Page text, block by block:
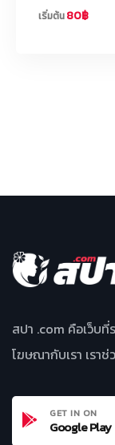
เริ่มต้น80฿
สปา .com คือเว็บที่
โฆษณากับเรา เรา
GET IN ON
Google Play